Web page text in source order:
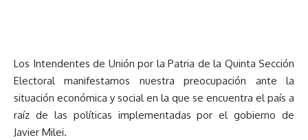
Los Intendentes de Unión por la Patria de la Quinta Sección
Electoral manifestamos nuestra preocupación ante la
situación económica y social en la que se encuentra el país a
raíz de las políticas implementadas por el gobierno de
Javier Milei.